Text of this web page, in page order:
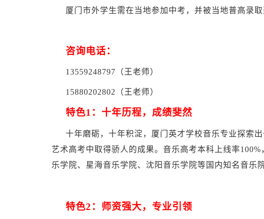
厦门市外学生需在当地参加中考，并被当地普高录取
咨询电话：
13559248797 （王老师）
15880202802 （王老师）
特色1： 十年历程，成绩斐然
十年磨砺，十年积淀，厦门英才学校音乐专业探索
艺术高考中取得骄人的成果。音乐高考本科上线率
乐学院、星海音乐学院、沈阳音乐学院等国内知名音乐
特色2： 师资强大，专业引领